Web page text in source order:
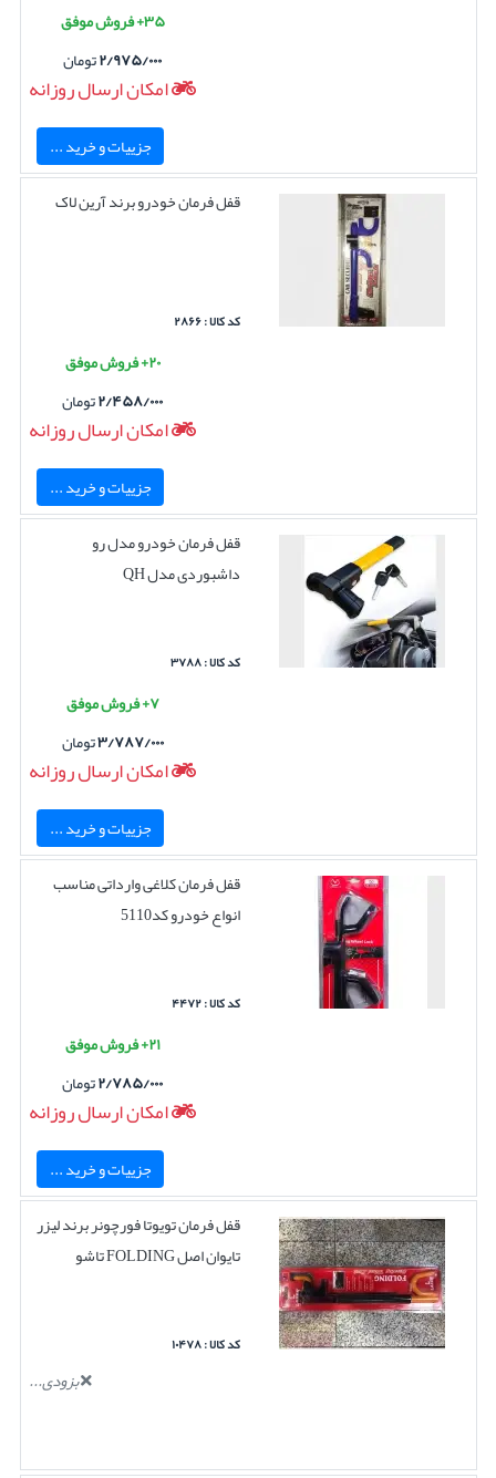
۳۵+ فروش موفق
۲/۹۷۵/۰۰۰تومان
امکان ارسال روزانه
جزییات و خرید ...
قفل فرمان خودرو برند آرین لاک
کد کالا : ۲۸۶۶
۲۰+ فروش موفق
۲/۴۵۸/۰۰۰تومان
امکان ارسال روزانه
جزییات و خرید ...
قفل فرمان خودرو مدل رو
داشبوردی مدل QH
کد کالا : ۳۷۸۸
۷+ فروش موفق
۳/۷۸۷/۰۰۰تومان
امکان ارسال روزانه
جزییات و خرید ...
قفل فرمان کلاغی وارداتی مناسب
انواع خودرو کد5110
کد کالا : ۴۴۷۲
۲۱+ فروش موفق
۲/۷۸۵/۰۰۰تومان
امکان ارسال روزانه
جزییات و خرید ...
قفل فرمان تویوتا فورچونر برند لیزر
تایوان اصل FOLDING تاشو
کد کالا : ۱۰۴۷۸
بزودی...